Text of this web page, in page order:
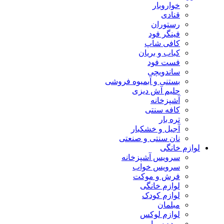
خواروبار
قنادی
رستوران
فینگر فود
کافی شاپ
کباب و بریان
فست فود
ساندویچی
بستنی و آبمیوه فروشی
حلیم آش دیزی
آشپزخانه
کافه سنتی
تره بار
آجیل و خشکبار
نان سنتی و صنعتی
لوازم خانگی
سرویس آشپزخانه
سرویس خواب
فرش و موکت
لوازم خانگی
لوازم کودک
مبلمان
لوازم لوکس